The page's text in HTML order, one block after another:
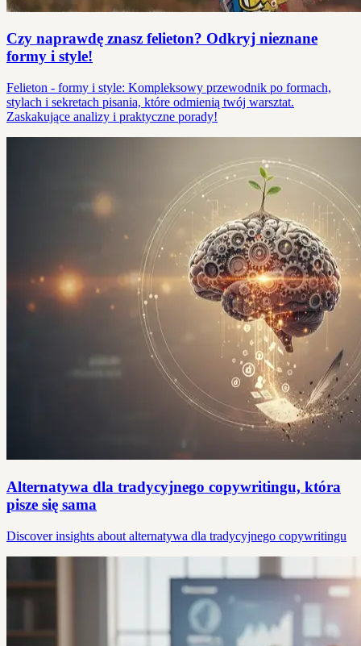
Czy naprawdę znasz felieton? Odkryj nieznane
formy i style!
Felieton - formy i style: Kompleksowy przewodnik po formach,
stylach i sekretach pisania, które odmienią twój warsztat.
Zaskakujące analizy i praktyczne porady!
Alternatywa dla tradycyjnego copywritingu, która
pisze się sama
Discover insights about alternatywa dla tradycyjnego copywritingu